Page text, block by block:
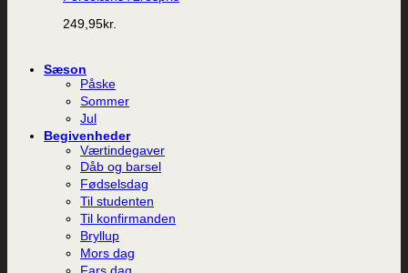
249,95kr.
Sæson
Påske
Sommer
Jul
Begivenheder
Værtindegaver
Dåb og barsel
Fødselsdag
Til studenten
Til konfirmanden
Bryllup
Mors dag
Fars dag